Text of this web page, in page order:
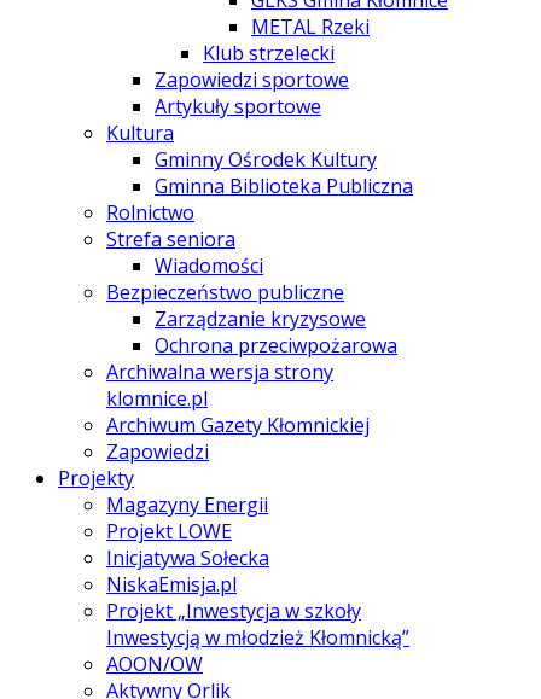
METAL Rzeki
Klub strzelecki
Zapowiedzi sportowe
Artykuły sportowe
Kultura
Gminny Ośrodek Kultury
Gminna Biblioteka Publiczna
Rolnictwo
Strefa seniora
Wiadomości
Bezpieczeństwo publiczne
Zarządzanie kryzysowe
Ochrona przeciwpożarowa
Archiwalna wersja strony
klomnice.pl
Archiwum Gazety Kłomnickiej
Zapowiedzi
Projekty
Magazyny Energii
Projekt LOWE
Inicjatywa Sołecka
NiskaEmisja.pl
Projekt „Inwestycja w szkoły
Inwestycją w młodzież Kłomnicką”
AOON/OW
Aktywny Orlik